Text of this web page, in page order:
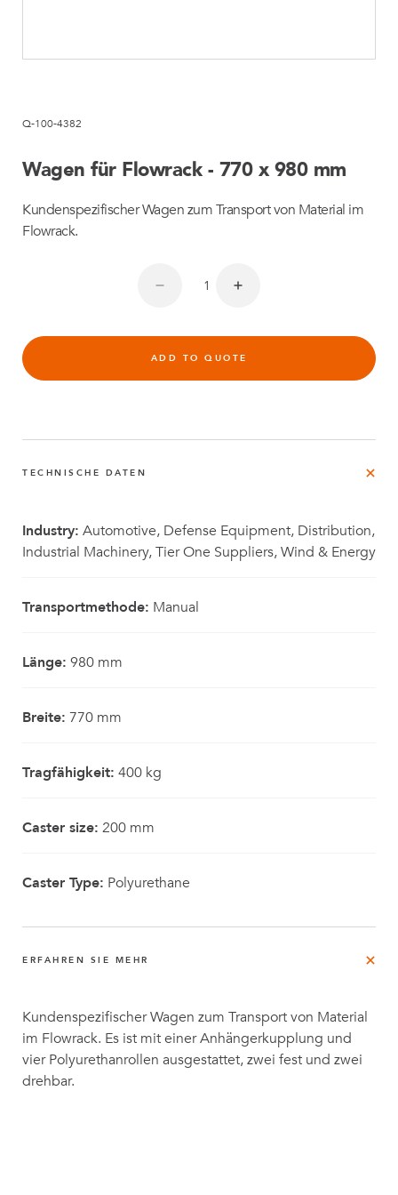
Q-100-4382
Wagen für Flowrack - 770 x 980 mm
Kundenspezifischer Wagen zum Transport von Material im
Flowrack.
ADD TO QUOTE
TECHNISCHE DATEN
Industry: Automotive, Defense Equipment, Distribution,
Industrial Machinery, Tier One Suppliers, Wind & Energy
Transportmethode: Manual
Länge: 980 mm
Breite: 770 mm
Tragfähigkeit: 400 kg
Caster size: 200 mm
Caster Type: Polyurethane
ERFAHREN SIE MEHR
Kundenspezifischer Wagen zum Transport von Material
im Flowrack. Es ist mit einer Anhängerkupplung und
vier Polyurethanrollen ausgestattet, zwei fest und zwei
drehbar.